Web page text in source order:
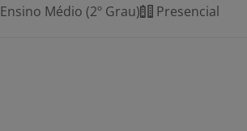
Ensino Médio (2º Grau) Presencial